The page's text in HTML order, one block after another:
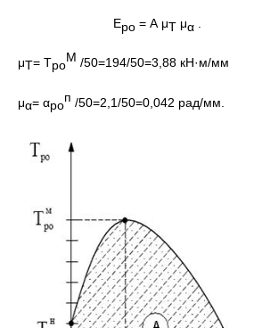
Еро = А μТ μα .
μТ= Тро
М /50=194/50=3,88 кН·м/мм
μα= αро
п /50=2,1/50=0,042 рад/мм.